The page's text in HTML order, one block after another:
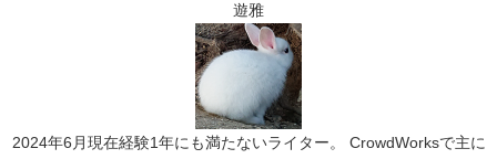
遊雅
2024年6月現在経験1年にも満たないライター。 CrowdWorksで主に